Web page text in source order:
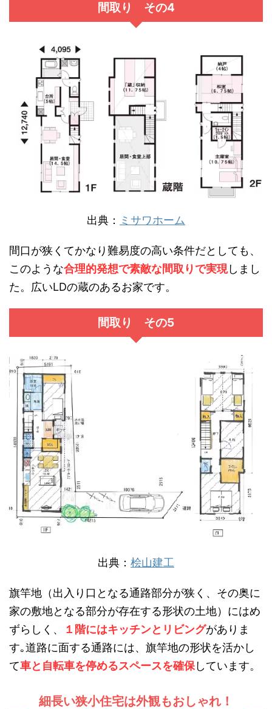
間取り その4
出典： ミサワホーム
間口が狭くてかなり難易度の高い条件だとしても、
このような合理的発想で素敵な間取りで実現しまし
た。広いLDの蔵のあるお家です。
間取り その5
出典： 桧山建工
旗竿地（出入り口となる通路部分が狭く、その奥に
家の敷地となる部分が存在する形状の土地）にはめ
ずらしく、
１階にはキッチンとリビングがありま
す｡道路に面する通路には、旗竿地の形状を活かし
て車と自転車を停めるスペースを確保しています。
細長い狭小住宅は外観もおしゃれ！